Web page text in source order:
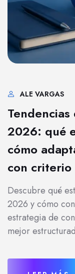
ALE VARGAS
2026: qué
cómo
con criterio
Descubre qué
2026 y cómo
estrategia de
mejor